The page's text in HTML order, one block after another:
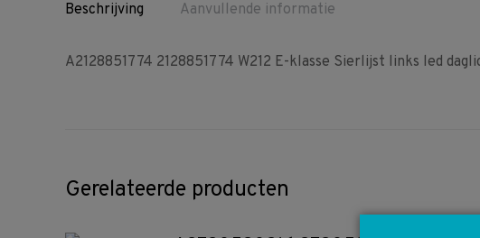
Beschrijving
Aanvullende informatie
A2128851774 2128851774 W212 E-klasse Sierlijst links led
Gerelateerde producten